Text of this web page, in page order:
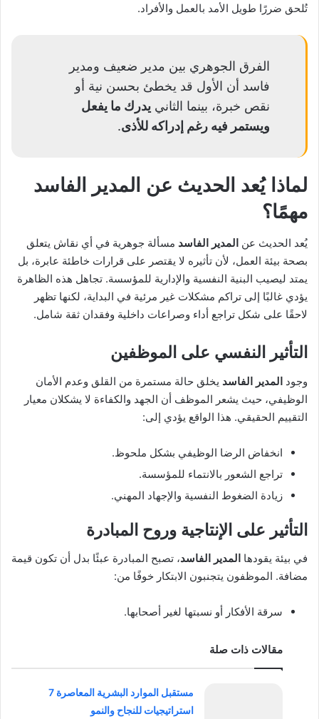
تُلحق ضررًا طويل الأمد بالعمل والأفراد.
الفرق الجوهري بين مدير ضعيف ومدير
فاسد أن الأول قد يخطئ بحسن نية أو
نقص خبرة، بينما الثاني يدرك ما يفعل
ويستمر فيه رغم إدراكه للأذى.
لماذا يُعد الحديث عن المدير الفاسد
مهمًا؟
يُعد الحديث عن المدير الفاسد مسألة جوهرية في أي نقاش يتعلق
بصحة بيئة العمل، لأن تأثيره لا يقتصر على قرارات خاطئة عابرة، بل
يمتد ليصيب البنية النفسية والإدارية للمؤسسة. تجاهل هذه الظاهرة
يؤدي غالبًا إلى تراكم مشكلات غير مرئية في البداية، لكنها تظهر
لاحقًا على شكل تراجع أداء وصراعات داخلية وفقدان ثقة شامل.
التأثير النفسي على الموظفين
وجود المدير الفاسد يخلق حالة مستمرة من القلق وعدم الأمان
الوظيفي، حيث يشعر الموظف أن الجهد والكفاءة لا يشكلان معيار
التقييم الحقيقي. هذا الواقع يؤدي إلى:
انخفاض الرضا الوظيفي بشكل ملحوظ.
تراجع الشعور بالانتماء للمؤسسة.
زيادة الضغوط النفسية والإجهاد المهني.
التأثير على الإنتاجية وروح المبادرة
في بيئة يقودها المدير الفاسد، تصبح المبادرة عبئًا بدل أن تكون قيمة
مضافة. الموظفون يتجنبون الابتكار خوفًا من:
سرقة الأفكار أو نسبتها لغير أصحابها.
مقالات ذات صلة
مستقبل الموارد البشرية المعاصرة 7
استراتيجيات للنجاح والنمو